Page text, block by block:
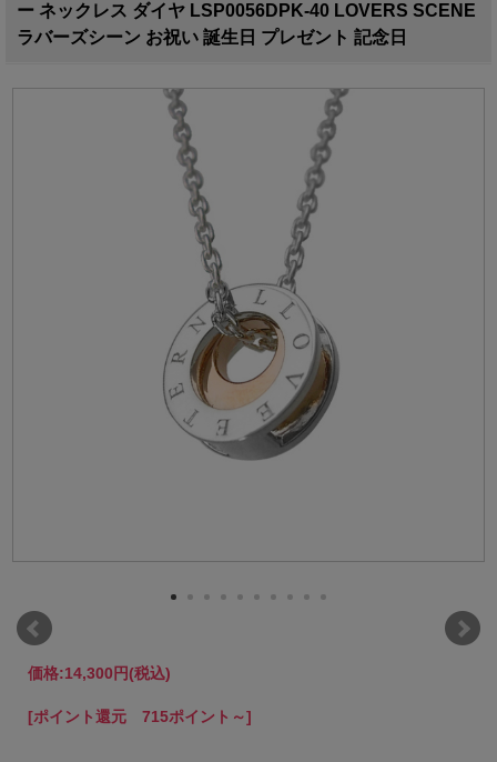
ー ネックレス ダイヤ LSP0056DPK-40 LOVERS SCENE
ラバーズシーン お祝い 誕生日 プレゼント 記念日
価格:14,300円(税込)
[ポイント還元 715ポイント～]